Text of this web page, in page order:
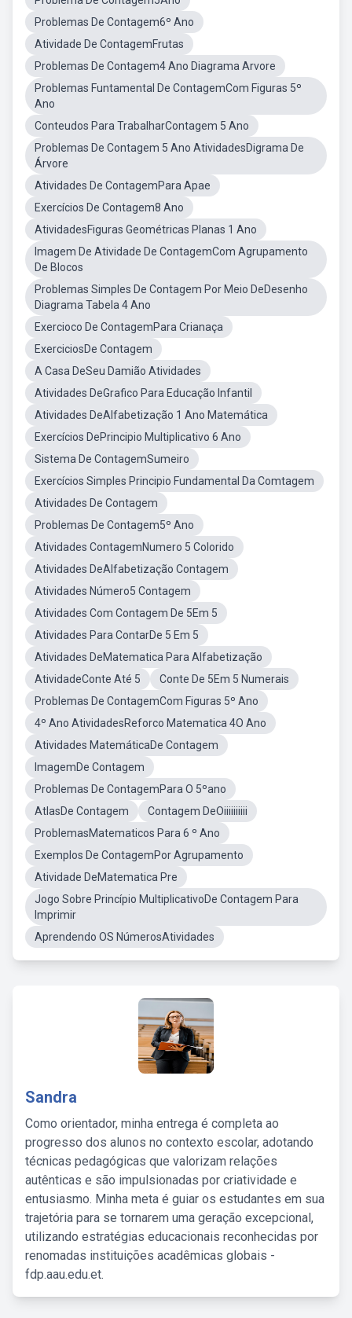
Problemas De Contagem6º Ano
Atividade De ContagemFrutas
Problemas De Contagem4 Ano Diagrama Arvore
Problemas Funtamental De ContagemCom Figuras 5º
Ano
Conteudos Para TrabalharContagem 5 Ano
Problemas De Contagem 5 Ano AtividadesDigrama De
Árvore
Atividades De ContagemPara Apae
Exercícios De Contagem8 Ano
AtividadesFiguras Geométricas Planas 1 Ano
Imagem De Atividade De ContagemCom Agrupamento
De Blocos
Problemas Simples De Contagem Por Meio DeDesenho
Diagrama Tabela 4 Ano
Exercioco De ContagemPara Crianaça
ExerciciosDe Contagem
A Casa DeSeu Damião Atividades
Atividades DeGrafico Para Educação Infantil
Atividades DeAlfabetização 1 Ano Matemática
Exercícios DePrincipio Multiplicativo 6 Ano
Sistema De ContagemSumeiro
Exercícios Simples Principio Fundamental Da Comtagem
Atividades De Contagem
Problemas De Contagem5º Ano
Atividades ContagemNumero 5 Colorido
Atividades DeAlfabetização Contagem
Atividades Número5 Contagem
Atividades Com Contagem De 5Em 5
Atividades Para ContarDe 5 Em 5
Atividades DeMatematica Para Alfabetização
AtividadeConte Até 5
Conte De 5Em 5 Numerais
Problemas De ContagemCom Figuras 5º Ano
4º Ano AtividadesReforco Matematica 4O Ano
Atividades MatemáticaDe Contagem
ImagemDe Contagem
Problemas De ContagemPara O 5ºano
AtlasDe Contagem
Contagem DeOiiiiiiiiii
ProblemasMatematicos Para 6 º Ano
Exemplos De ContagemPor Agrupamento
Atividade DeMatematica Pre
Jogo Sobre Princípio MultiplicativoDe Contagem Para
Imprimir
Aprendendo OS NúmerosAtividades
Sandra
Como orientador, minha entrega é completa ao
progresso dos alunos no contexto escolar, adotando
técnicas pedagógicas que valorizam relações
autênticas e são impulsionadas por criatividade e
entusiasmo. Minha meta é guiar os estudantes em sua
trajetória para se tornarem uma geração excepcional,
utilizando estratégias educacionais reconhecidas por
renomadas instituições acadêmicas globais -
fdp.aau.edu.et.